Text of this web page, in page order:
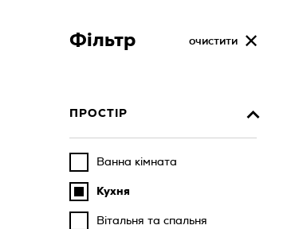
Фільтр очистити
ПРОСТІР
Ванна кімната
Кухня
Вітальня та спальня